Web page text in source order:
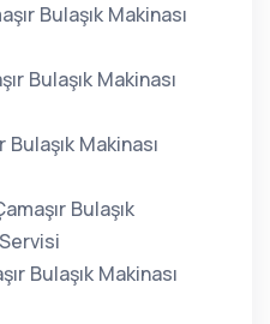
Bulaşık Makinası
Bulaşık Makinası
Makinası
Bulaşık
Bulaşık Makinası